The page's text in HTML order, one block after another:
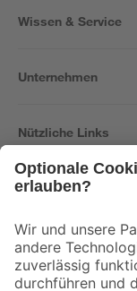
Wissen & Service
Unternehmen
Nützliche Links
Der toom Newsletter:
Zur Newsletter